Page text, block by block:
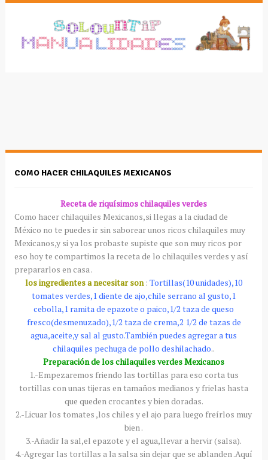
COMO HACER CHILAQUILES MEXICANOS
Receta de riquísimos chilaquiles verdes
Como hacer chilaquiles Mexicanos,si llegas a la ciudad de
México no te puedes ir sin saborear unos ricos chilaquiles muy
Mexicanos,y si ya los probaste supiste que son muy ricos por
eso hoy te compartimos la receta de lo chilaquiles verdes y así
prepararlos en casa .
los ingredientes a necesitar son:Tortillas(10 unidades),10
tomates verdes,1 diente de ajo,chile serrano al gusto,1
cebolla,1 ramita de epazote o paico,1/2 taza de queso
fresco(desmenuzado),1/2 taza de crema,2 1/2 de tazas de
agua,aceite,y sal al gusto.También puedes agregar a tus
chilaquiles pechuga de pollo deshilachado..
Preparación de los chilaquiles verdes Mexicanos
1.-Empezaremos friendo las tortillas para eso corta tus
tortillas con unas tijeras en tamaños medianos y frielas hasta
que queden crocantes y bien doradas.
2.-Licuar los tomates ,los chiles y el ajo para luego freírlos muy
bien .
3.-Añadir la sal,el epazote y el agua,llevar a hervir (salsa).
4.-Agregar las tortillas a la salsa sin dejar que se ablanden .Aquí